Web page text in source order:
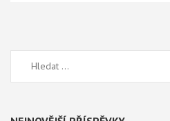
Vyhledávání